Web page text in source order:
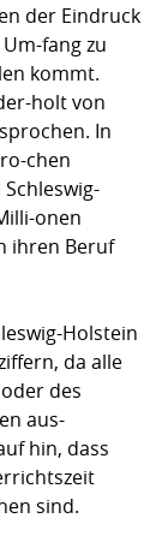
der Eindruck
fang zu
kommt.
holt von
In
chen
onen 
ihren Beruf
Holstein
da alle
des
aus-
hin, dass
sind.